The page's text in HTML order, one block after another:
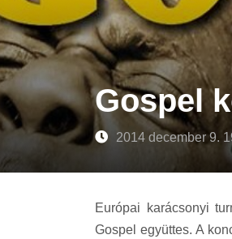
Gospel
2014 december 9.
Európai karácsonyi
Gospel együttes. A